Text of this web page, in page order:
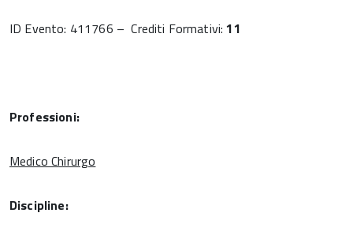
ID Evento: 411766 – Crediti Formativi:11
Professioni:
Medico Chirurgo
Discipline: